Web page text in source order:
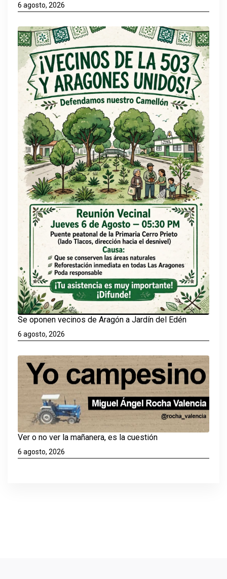
6 agosto, 2026
Se oponen vecinos de Aragón a Jardín del Edén
6 agosto, 2026
Ver o no ver la mañanera, es la cuestión
6 agosto, 2026